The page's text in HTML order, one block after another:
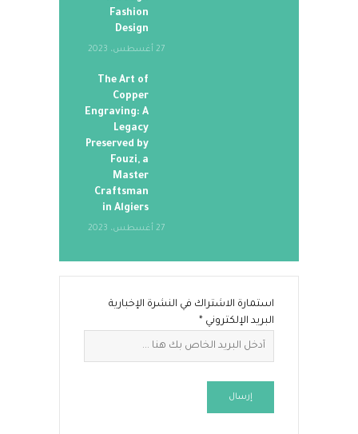
Fashion
Design
27 أغسطس، 2023
The Art of
Copper
Engraving: A
Legacy
Preserved by
Fouzi, a
Master
Craftsman
in Algiers
27 أغسطس، 2023
استمارة الاشتراك في النشرة الإخبارية
البريد الإلكتروني *
إرسال